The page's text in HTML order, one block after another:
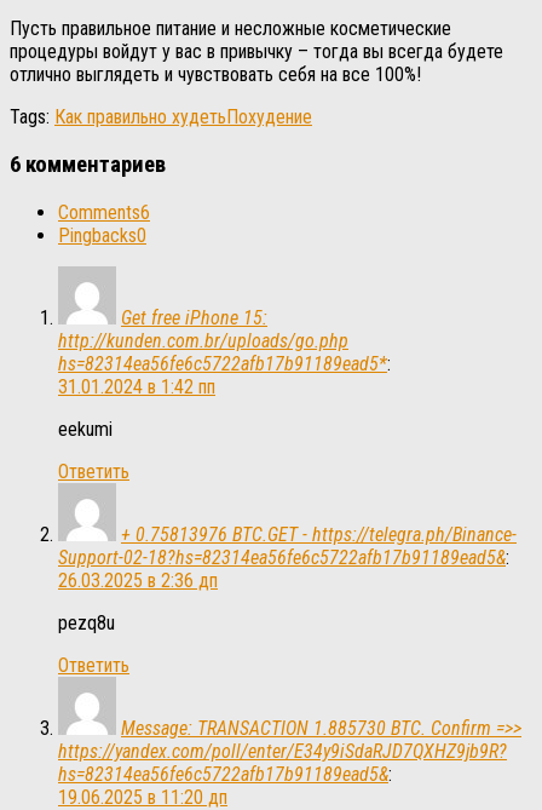
Пусть правильное питание и несложные косметические
процедуры войдут у вас в привычку – тогда вы всегда будете
отлично выглядеть и чувствовать себя на все 100%!
Tags: Как правильно худеть Похудение
6 комментариев
Comments6
Pingbacks0
Get free iPhone 15:
http://kunden.com.br/uploads/go.php
hs=82314ea56fe6c5722afb17b91189ead5*:
31.01.2024 в 1:42 пп
eekumi
Ответить
+ 0.75813976 BTC.GET - https://telegra.ph/Binance-
Support-02-18?hs=82314ea56fe6c5722afb17b91189ead5&:
26.03.2025 в 2:36 дп
pezq8u
Ответить
Message: TRANSACTION 1.885730 BTC. Confirm =>>
https://yandex.com/poll/enter/E34y9iSdaRJD7QXHZ9jb9R?
hs=82314ea56fe6c5722afb17b91189ead5&:
19.06.2025 в 11:20 дп